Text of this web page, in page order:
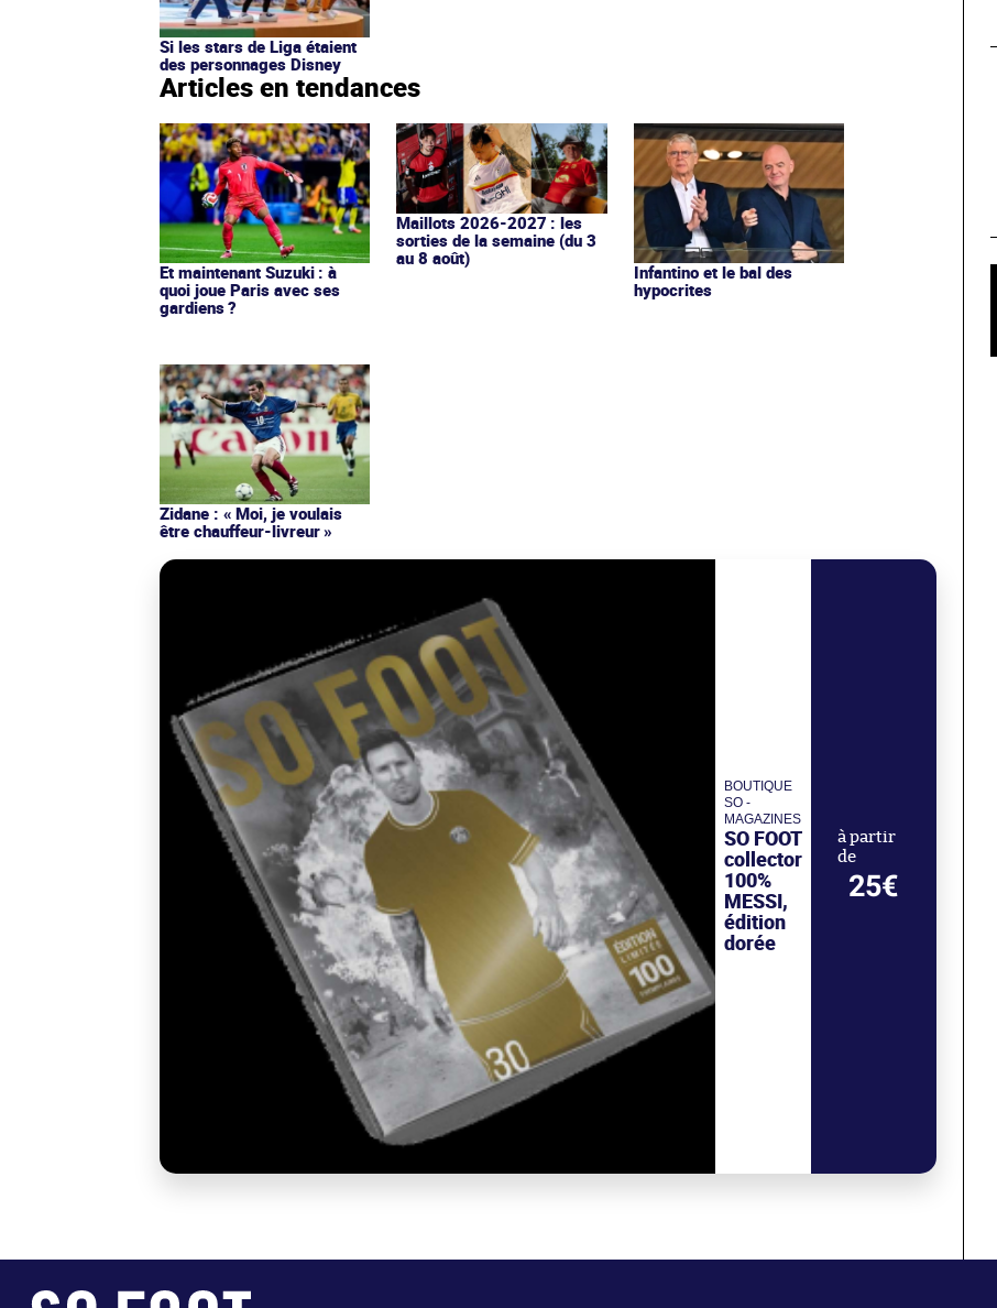
Si les stars de Liga étaient
des personnages Disney
Articles en tendances
Et maintenant Suzuki : à
quoi joue Paris avec ses
gardiens ?
Maillots 2026-2027 : les
sorties de la semaine (du 3
au 8 août)
Infantino et le bal des
hypocrites
Zidane : « Moi, je voulais
être chauffeur-livreur »
BOUTIQUE
SO -
MAGAZINES
SO FOOT
collector
100%
MESSI,
édition
dorée
à partir
de
25€